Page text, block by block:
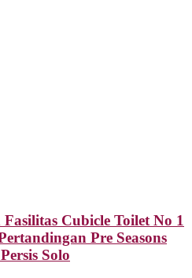
Cubicle Toilet No 1
Pre Seasons
Solo